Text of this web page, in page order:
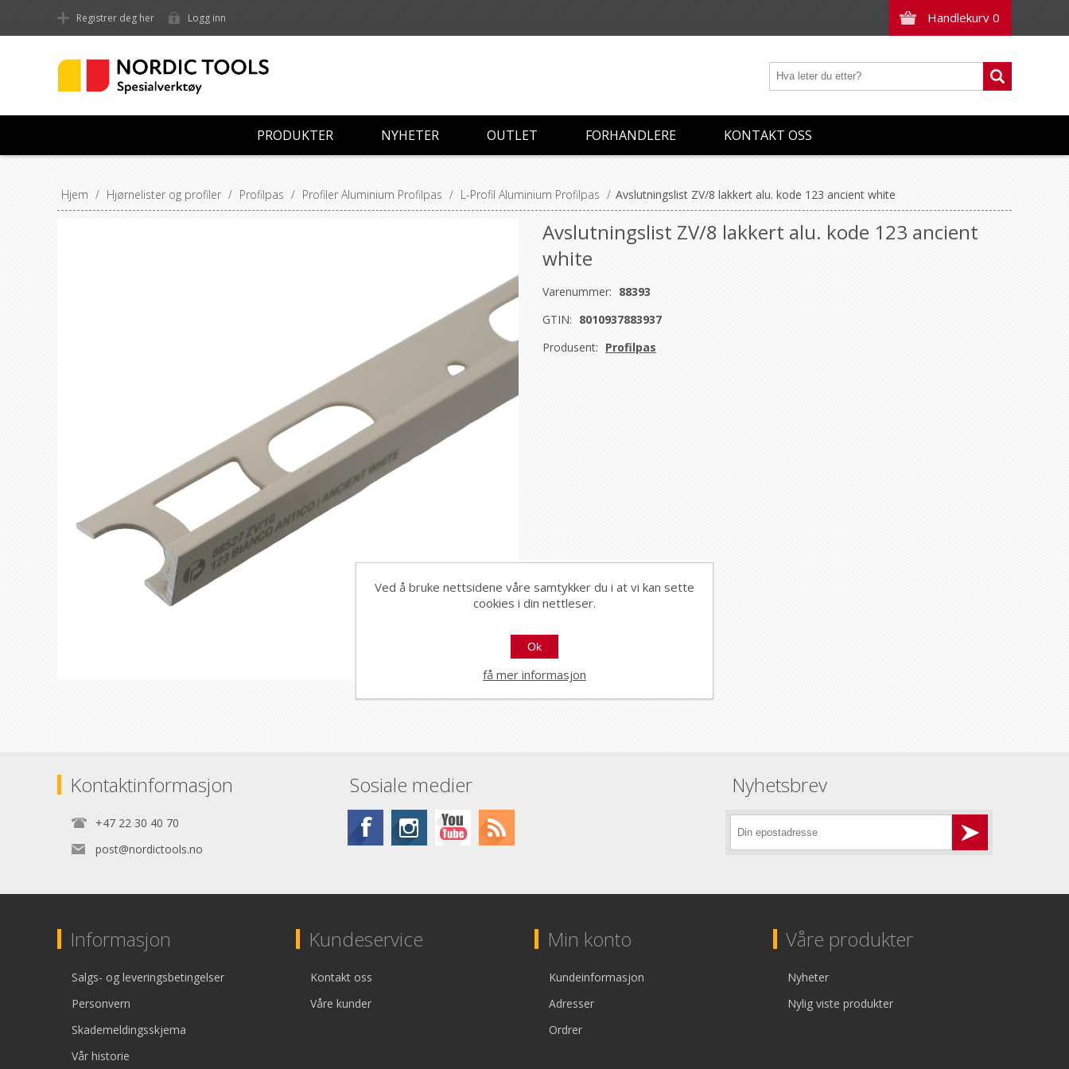
Handlekurv 0
Registrer deg her Logg inn
PRODUKTER NYHETER OUTLET FORHANDLERE KONTAKT OSS
Hjem / Hjørnelister og profiler / Profilpas / Profiler Aluminium Profilpas / L-Profil Aluminium Profilpas / Avslutningslist ZV/8 lakkert alu. kode 123 ancient white
Avslutningslist ZV/8 lakkert alu. kode 123 ancient
white
Varenummer: 88393
GTIN: 8010937883937
Produsent: Profilpas
Kontaktinformasjon
+47 22 30 40 70
post@nordictools.no
Sosiale medier Nyhetsbrev
Informasjon
Salgs- og leveringsbetingelser
Personvern
Skademeldingsskjema
Vår historie
Kundeservice
Kontakt oss
Våre kunder
Min konto
Kundeinformasjon
Adresser
Ordrer
Våre produkter
Nyheter
Nylig viste produkter
Ved å bruke nettsidene våre samtykker du i at vi kan sette
cookies i din nettleser.
Ok
få mer informasjon